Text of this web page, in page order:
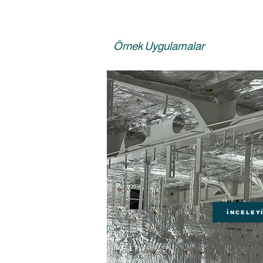
Örnek Uygulamalar